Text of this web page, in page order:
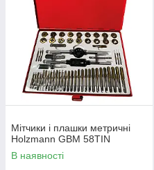
Мітчики і плашки метричні
Holzmann GBM 58TIN
В наявності